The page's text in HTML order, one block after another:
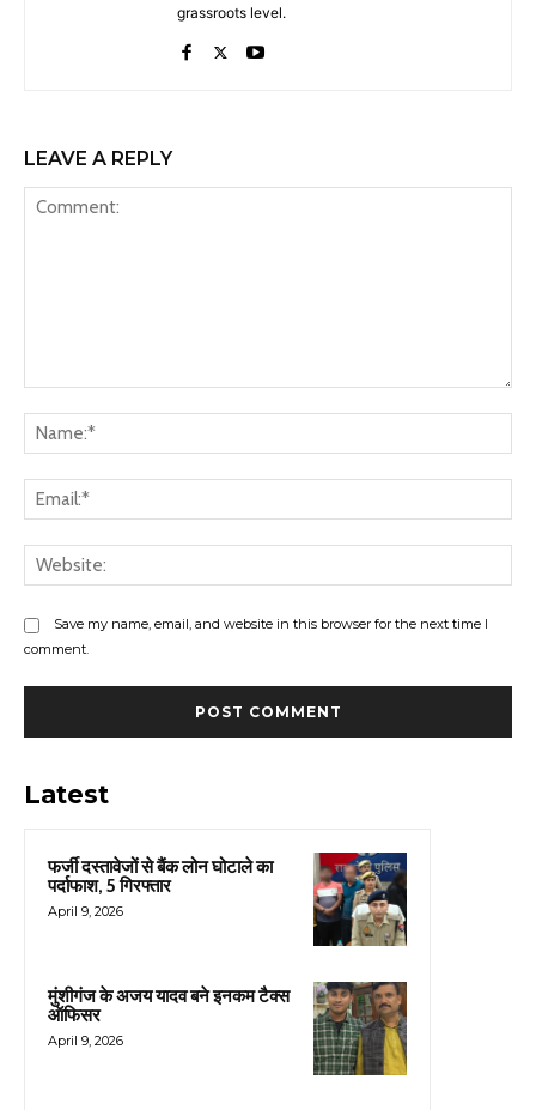
grassroots level.
LEAVE A REPLY
Save my name, email, and website in this browser for the next time I
comment.
Latest
फर्जी दस्तावेजों से बैंक लोन घोटाले का
पर्दाफाश, 5 गिरफ्तार
April 9, 2026
मुंशीगंज के अजय यादव बने इनकम टैक्स
ऑफिसर
April 9, 2026